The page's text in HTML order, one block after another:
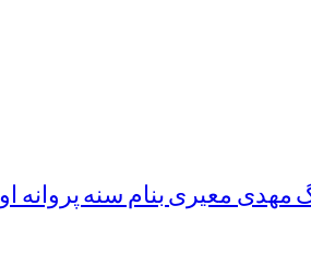
مهدی معیری بنام سنه پروانه